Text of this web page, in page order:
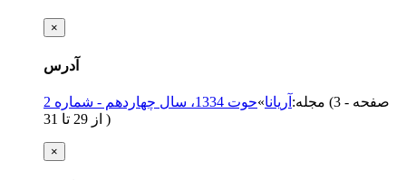
×
آدرس
مجله: آریانا»حوت 1334، سال چهاردهم - شماره 2
(‎3 صفحه -
)
×